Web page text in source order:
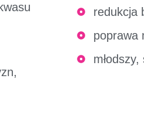
redukcja
poprawa